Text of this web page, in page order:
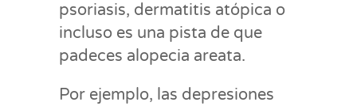
psoriasis, dermatitis atópica o
incluso es una pista de que
padeces alopecia areata.
Por ejemplo, las depresiones